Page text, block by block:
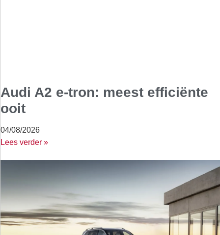
Audi A2 e-tron: meest efficiënte
ooit
04/08/2026
Lees verder »